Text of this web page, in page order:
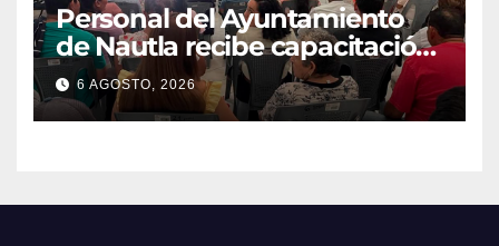
Personal del Ayuntamiento
de Nautla recibe capacitación
en atención a emergencias
6 AGOSTO, 2026